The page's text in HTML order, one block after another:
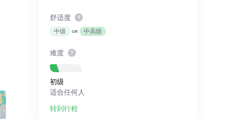
舒适度
中级 中高级
难度
初级
适合任何人
转到行程